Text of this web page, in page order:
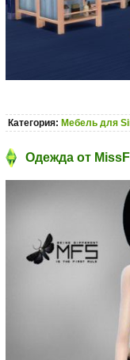
Категория: Мебель для
Одежда от